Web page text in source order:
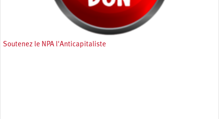
Soutenez le NPA l'Anticapitaliste